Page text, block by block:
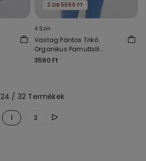
2 DB 5590 FT
4 Szín
Vastag Pántos Trikó
Organikus Pamutból
Lekerekített Nyakkivágással
3590 Ft
24 / 32 Termékek
1 2